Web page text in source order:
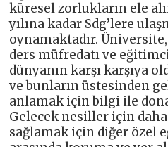
küresel zorlukların ele
yılına kadar Sdg’lere
oynamaktadır.
ders müfredatı ve
dünyanın karşı karşıya
ve bunların üstesinden
anlamak için bilgi ile
Gelecek nesiller için
sağlamak için diğer özel